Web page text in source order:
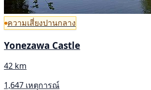
ความเสี่ยงปานกลาง
Yonezawa Castle
42 km
1,647 เหตุการณ์